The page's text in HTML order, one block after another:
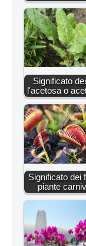
Significato
l'acetosa o
Significato dei
piante